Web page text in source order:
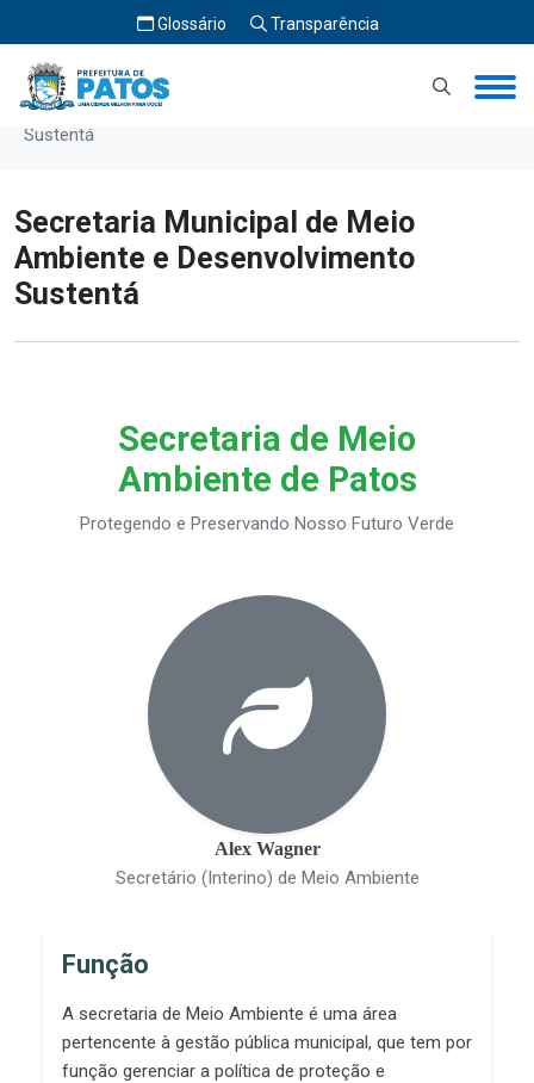
Glossário Transparência
Início
Secretaria Municipal de Meio Ambiente e Desenvolvimento
Sustentá
Secretaria Municipal de Meio
Ambiente e Desenvolvimento
Sustentá
Secretaria de Meio
Ambiente de Patos
Protegendo e Preservando Nosso Futuro Verde
Alex Wagner
Secretário (Interino) de Meio Ambiente
Função
A secretaria de Meio Ambiente é uma área
pertencente à gestão pública municipal, que tem por
função gerenciar a política de proteção e